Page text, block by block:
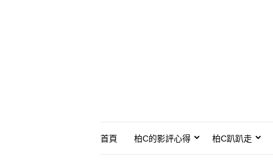
首頁 柏C的影評心得 柏C趴趴走